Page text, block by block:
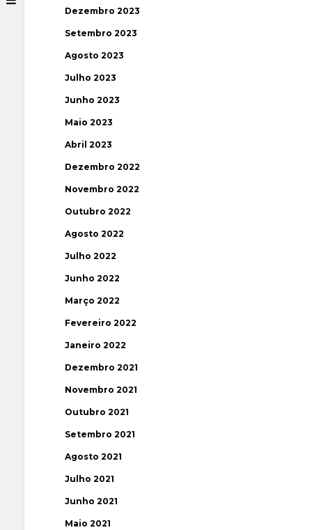
Dezembro 2023
Setembro 2023
Agosto 2023
Julho 2023
Junho 2023
Maio 2023
Abril 2023
Dezembro 2022
Novembro 2022
Outubro 2022
Agosto 2022
Julho 2022
Junho 2022
Março 2022
Fevereiro 2022
Janeiro 2022
Dezembro 2021
Novembro 2021
Outubro 2021
Setembro 2021
Agosto 2021
Julho 2021
Junho 2021
Maio 2021